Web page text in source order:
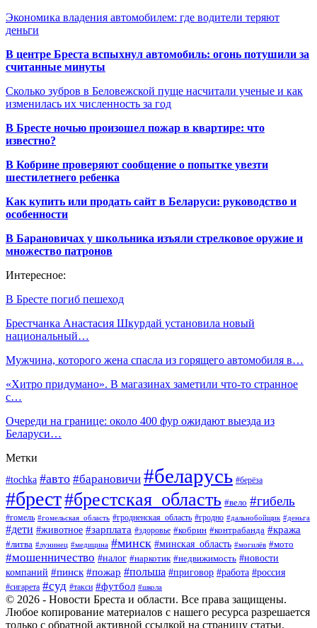
Экономика владения автомобилем: где водители теряют
деньги
В центре Бреста вспыхнул автомобиль: огонь потушили за
считанные минуты
Сколько зубров в Беловежской пуще насчитали ученые и как
изменилась их численность за год
В Бресте ночью произошел пожар в квартире: что
известно?
В Кобрине проверяют сообщение о попытке увезти
шестилетнего ребенка
Как купить или продать сайт в Беларуси: руководство и
особенности
В Барановичах у школьника изъяли стрелковое оружие и
множество патронов
Интересное:
В Бресте погиб пешеход
Брестчанка Анастасия Шкурдай установила новый
национальный…
Мужчина, которого жена спасла из горящего автомобиля в…
«Хитро придумано». В магазинах заметили что-то странное
с…
Очереди на границе: около 400 фур ожидают выезда из
Беларуси…
Метки
#tochka #авто #барановичи #беларусь #берёза
#брест#брестская_область #вело #гибель
#гомель #гомельская_область #гродненская_область #гродно #дальнобойщик #деньга
#дети #животное #зарплата #здоровье #кобрин #контрабанда #кража
#литва #лунинец #медицина #минск #минская_область #могилёв #мото
#мошенничество #налог #наркотик #недвижимость #новости
компаний #пинск #пожар #польша #приговор #работа #россия
#сигарета #суд #такси #футбол #школа
© 2026 - Новости Бреста и области. Все права защищены.
Любое копирование материалов с нашего ресурса разрешается
только с обратной активной ссылкой на страницу статьи.